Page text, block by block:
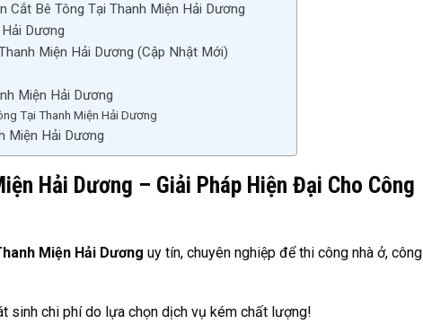
Cắt Bê Tông Tại Thanh Miện Hải Dương
Dương
Miện Hải Dương (Cập Nhật Mới)
Miện Hải Dương
Tại Thanh Miện Hải Dương
Miện Hải Dương
Hải Dương – Giải Pháp Hiện Đại Cho Công
Miện Hải Dương uy tín, chuyên nghiệp để thi công nhà ở, công
chi phí do lựa chọn dịch vụ kém chất lượng!